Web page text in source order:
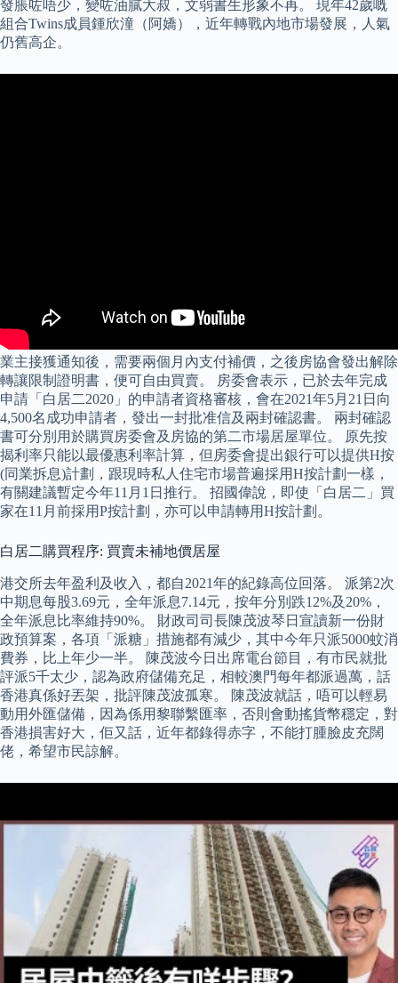
發脹咗唔少，變咗油膩大叔，文弱書生形象不再。 現年42歲嘅
組合Twins成員鍾欣潼（阿嬌），近年轉戰內地市場發展，人氣
仍舊高企。
業主接獲通知後，需要兩個月內支付補價，之後房協會發出解除
轉讓限制證明書，便可自由買賣。 房委會表示，已於去年完成
申請「白居二2020」的申請者資格審核，會在2021年5月21日向
4,500名成功申請者，發出一封批准信及兩封確認書。 兩封確認
書可分別用於購買房委會及房協的第二市場居屋單位。 原先按
揭利率只能以最優惠利率計算，但房委會提出銀行可以提供H按
(同業拆息)計劃，跟現時私人住宅市場普遍採用H按計劃一樣，
有關建議暫定今年11月1日推行。 招國偉說，即使「白居二」買
家在11月前採用P按計劃，亦可以申請轉用H按計劃。
白居二購買程序: 買賣未補地價居屋
港交所去年盈利及收入，都自2021年的紀錄高位回落。 派第2次
中期息每股3.69元，全年派息7.14元，按年分別跌12%及20%，
全年派息比率維持90%。 財政司司長陳茂波琴日宣讀新一份財
政預算案，各項「派糖」措施都有減少，其中今年只派5000蚊消
費券，比上年少一半。 陳茂波今日出席電台節目，有市民就批
評派5千太少，認為政府儲備充足，相較澳門每年都派過萬，話
香港真係好丟架，批評陳茂波孤寒。 陳茂波就話，唔可以輕易
動用外匯儲備，因為係用黎聯繫匯率，否則會動搖貨幣穩定，對
香港損害好大，佢又話，近年都錄得赤字，不能打腫臉皮充闊
佬，希望市民諒解。